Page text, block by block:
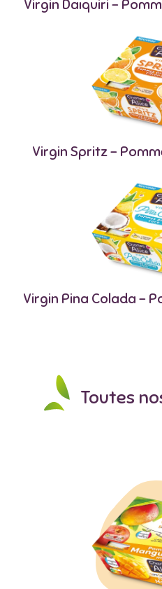
Virgin Daïquiri -
Virgin Spritz –
Virgin Pina Colada –
Toutes